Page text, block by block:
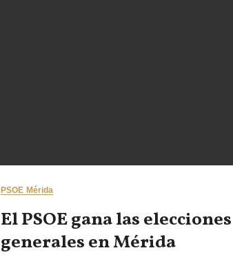
PSOE Mérida
El PSOE gana las elecciones
generales en Mérida